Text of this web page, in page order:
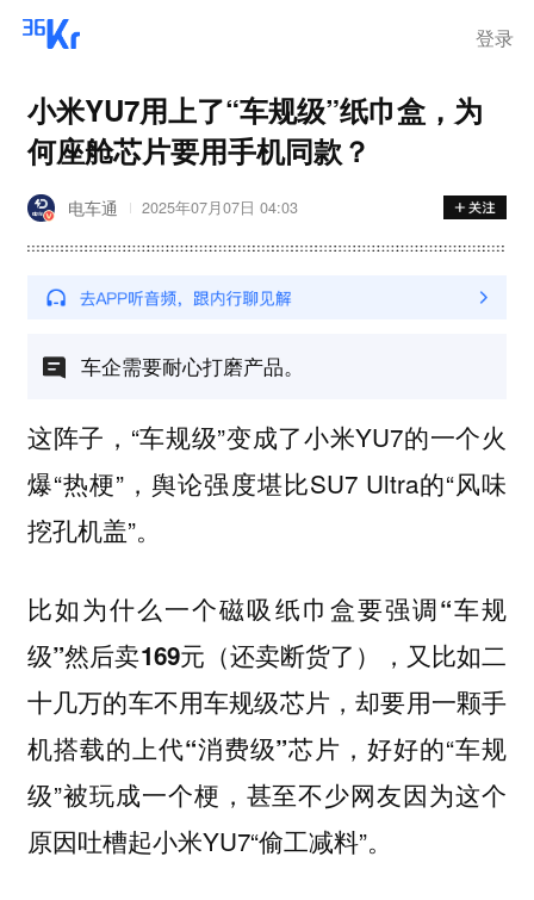
登录
小米YU7用上了“车规级”纸巾盒，为
何座舱芯片要用手机同款？
电车通 2025年07月07日 04:03
车企需要耐心打磨产品。
这阵子，“车规级”变成了小米YU7的一个火
爆“热梗”，舆论强度堪比SU7 Ultra的“风味
挖孔机盖”。
比如为什么一个磁吸纸巾盒要强调“车规
级”然后卖169元（还卖断货了），又比如二
十几万的车不用车规级芯片，却要用一颗手
机搭载的上代“消费级”芯片 ，好好的“车规
级”被玩成一个梗，甚至不少网友因为这个
原因吐槽起小米YU7“偷工减料”。